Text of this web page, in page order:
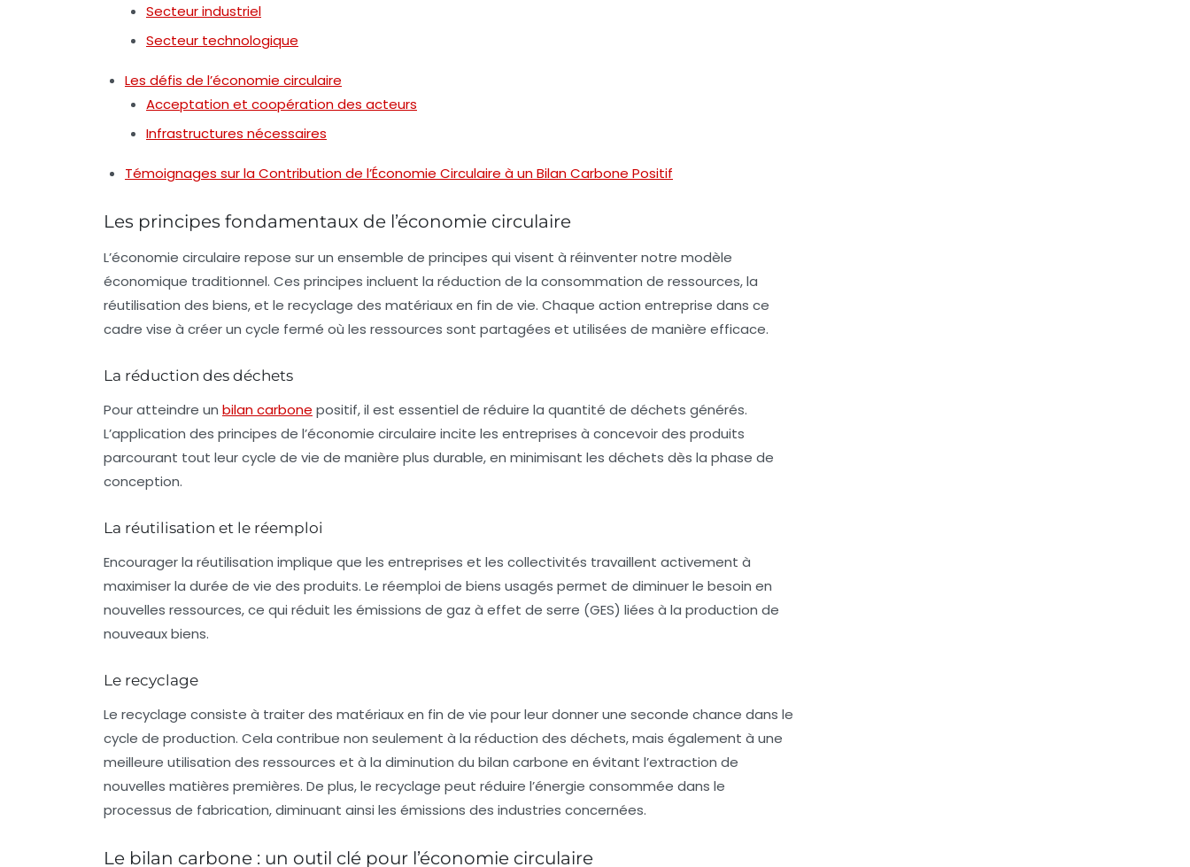
Secteur industriel
Secteur technologique
Les défis de l’économie circulaire
Acceptation et coopération des acteurs
Infrastructures nécessaires
Témoignages sur la Contribution de l’Économie Circulaire à un Bilan Carbone Positif
Les principes fondamentaux de l’économie circulaire
L’économie circulaire repose sur un ensemble de principes qui visent à réinventer notre modèle
économique traditionnel. Ces principes incluent la réduction de la consommation de ressources, la
réutilisation des biens, et le recyclage des matériaux en fin de vie. Chaque action entreprise dans ce
cadre vise à créer un cycle fermé où les ressources sont partagées et utilisées de manière efficace.
La réduction des déchets
Pour atteindre un bilan carbone positif, il est essentiel de réduire la quantité de déchets générés.
L’application des principes de l’économie circulaire incite les entreprises à concevoir des produits
parcourant tout leur cycle de vie de manière plus durable, en minimisant les déchets dès la phase de
conception.
La réutilisation et le réemploi
Encourager la réutilisation implique que les entreprises et les collectivités travaillent activement à
maximiser la durée de vie des produits. Le réemploi de biens usagés permet de diminuer le besoin en
nouvelles ressources, ce qui réduit les émissions de gaz à effet de serre (GES) liées à la production de
nouveaux biens.
Le recyclage
Le recyclage consiste à traiter des matériaux en fin de vie pour leur donner une seconde chance dans le
cycle de production. Cela contribue non seulement à la réduction des déchets, mais également à une
meilleure utilisation des ressources et à la diminution du bilan carbone en évitant l’extraction de
nouvelles matières premières. De plus, le recyclage peut réduire l’énergie consommée dans le
processus de fabrication, diminuant ainsi les émissions des industries concernées.
Le bilan carbone : un outil clé pour l’économie circulaire